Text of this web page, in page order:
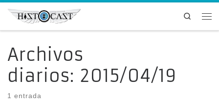
Saltar al contenido
Search
Archivos
diarios: 2015/04/19
1 entrada